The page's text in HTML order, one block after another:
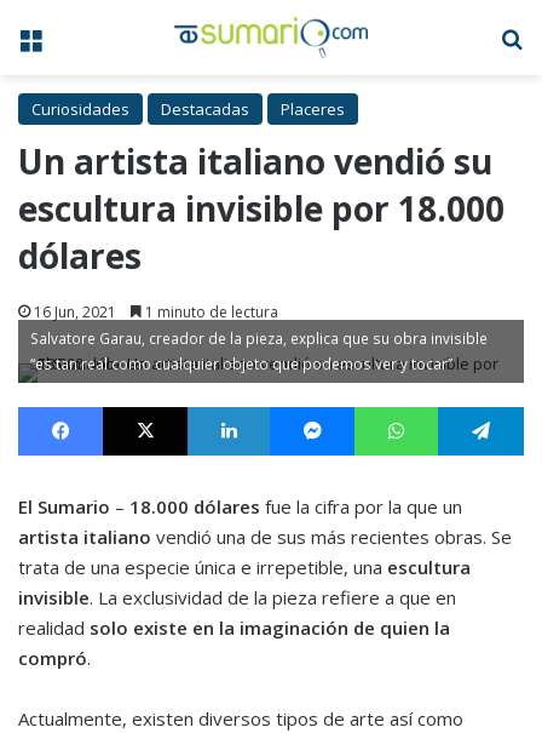
Menú
Curiosidades Destacadas Placeres
Un artista italiano vendió su
escultura invisible por 18.000
dólares
16 Jun, 2021 1 minuto de lectura
Salvatore Garau, creador de la pieza, explica que su obra invisible
“es tan real como cualquier objeto que podemos ver y tocar”
Facebook X LinkedIn MessengerWhatsApp
El Sumario – 18.000 dólares fue la cifra por la que un
artista italiano vendió una de sus más recientes obras. Se
trata de una especie única e irrepetible, una escultura
invisible. La exclusividad de la pieza refiere a que en
realidad solo existe en la imaginación de quien la
compró.
Actualmente, existen diversos tipos de arte así como